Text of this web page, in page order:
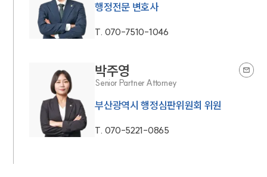
행정전문 변호사
T. 070-7510-1046
박주영
Senior Partner Attorney
부산광역시 행정심판위원회 위원
T. 070-5221-0865